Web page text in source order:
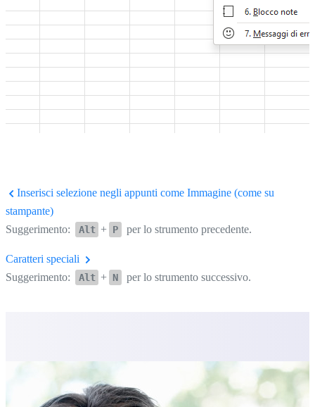
Inserisci selezione negli appunti come Immagine (come su
stampante)
Suggerimento:
Alt + P per lo strumento precedente.
Caratteri speciali
Suggerimento:
Alt + N per lo strumento successivo.